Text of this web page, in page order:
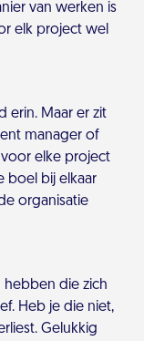
van werken is
elk project wel
erin. Maar er zit
manager of
elke project
boel bij elkaar
organisatie
hebben die zich
Heb je die niet,
Gelukkig